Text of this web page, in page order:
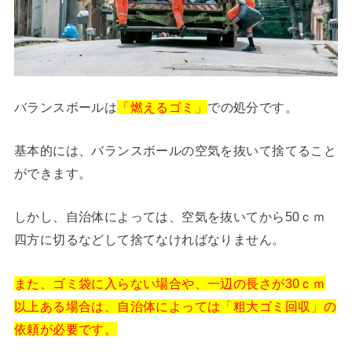
バランスボールは 「燃えるゴミ」 での処分です。
基本的には、バランスボールの空気を抜いて捨てること
ができます。
しかし、自治体によっては、空気を抜いてから50ｃｍ
四方に切るなどして捨てなければなりません。
また、ゴミ袋に入らない場合や、一辺の長さが30ｃｍ
以上ある場合は、自治体によっては「粗大ゴミ回収」の
依頼が必要です。